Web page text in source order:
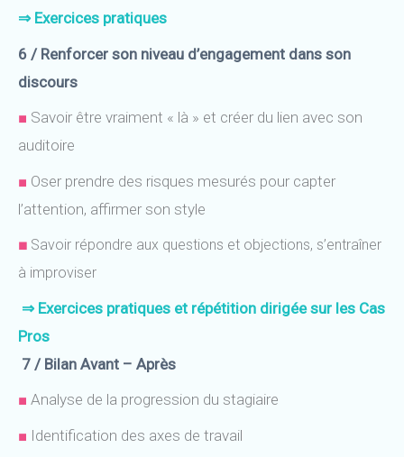
⇒ Exercices pratiques
6 / Renforcer son niveau d’engagement dans son
discours
■ Savoir être vraiment « là » et créer du lien avec son
auditoire
■ Oser prendre des risques mesurés pour capter
l’attention, affirmer son style
■ Savoir répondre aux questions et objections, s’entraîner
à improviser
⇒ Exercices pratiques et répétition dirigée sur les Cas
Pros
7 / Bilan Avant – Après
■ Analyse de la progression du stagiaire
■ Identification des axes de travail